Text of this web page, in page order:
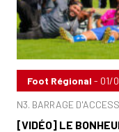
Foot Régional - 01/
N3. BARRAGE
[VIDÉO] LE